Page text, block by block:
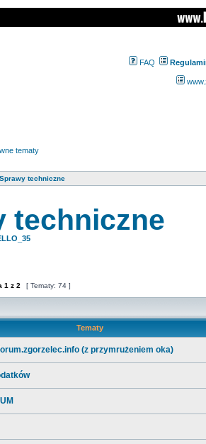
FAQ
tematy
Sprawy techniczne
techniczne
1 z 2 [ Tematy: 74 ]
Tematy
(z przymrużeniem oka)